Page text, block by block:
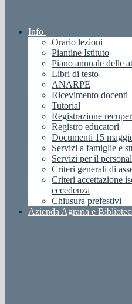
Info
Orario lezioni
Piantine Istituto
Piano annuale delle
Libri di testo
ANARPE
Ricevimento docenti
Tutorial
Registrazione
Registro educatori
Documenti 15
Servizi a famiglie e
Servizi per il
Criteri generali di
Criteri accettazione
eccedenza
Chiusura prefestivi
Azienda Agraria e